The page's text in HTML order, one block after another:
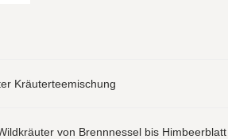
Kräuterteemischung
von Brennnessel bis Himbeerblatt